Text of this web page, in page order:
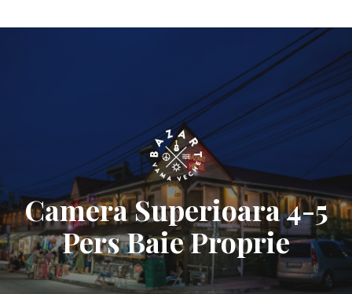
bazartvamaveche@gmail.com
Camera Superioara 4-5
Pers Baie Proprie